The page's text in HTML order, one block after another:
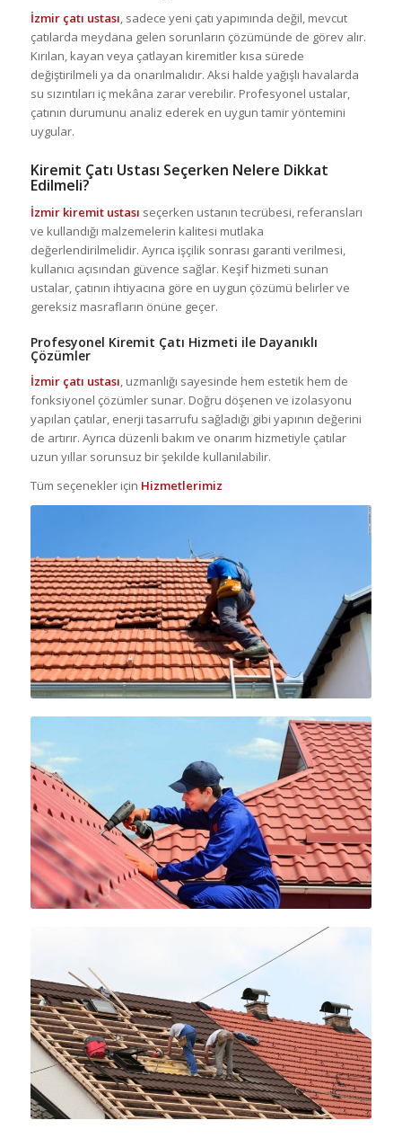
İzmir çatı ustası, sadece yeni çatı yapımında değil, mevcut
çatılarda meydana gelen sorunların çözümünde de görev alır.
Kırılan, kayan veya çatlayan kiremitler kısa sürede
değiştirilmeli ya da onarılmalıdır. Aksi halde yağışlı havalarda
su sızıntıları iç mekâna zarar verebilir. Profesyonel ustalar,
çatının durumunu analiz ederek en uygun tamir yöntemini
uygular.
Kiremit Çatı Ustası Seçerken Nelere Dikkat
Edilmeli?
İzmir kiremit ustası seçerken ustanın tecrübesi, referansları
ve kullandığı malzemelerin kalitesi mutlaka
değerlendirilmelidir. Ayrıca işçilik sonrası garanti verilmesi,
kullanıcı açısından güvence sağlar. Keşif hizmeti sunan
ustalar, çatının ihtiyacına göre en uygun çözümü belirler ve
gereksiz masrafların önüne geçer.
Profesyonel Kiremit Çatı Hizmeti ile Dayanıklı
Çözümler
İzmir çatı ustası, uzmanlığı sayesinde hem estetik hem de
fonksiyonel çözümler sunar. Doğru döşenen ve izolasyonu
yapılan çatılar, enerji tasarrufu sağladığı gibi yapının değerini
de artırır. Ayrıca düzenli bakım ve onarım hizmetiyle çatılar
uzun yıllar sorunsuz bir şekilde kullanılabilir.
Tüm seçenekler için Hizmetlerimiz